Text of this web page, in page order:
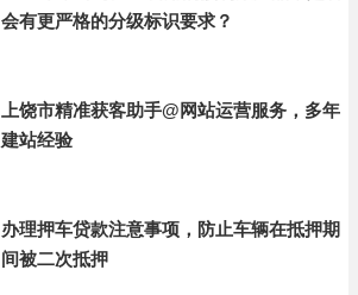
会有更严格的分级标识要求？
上饶市精准获客助手@网站运营服务，多年
建站经验
办理押车贷款注意事项，防止车辆在抵押期
间被二次抵押